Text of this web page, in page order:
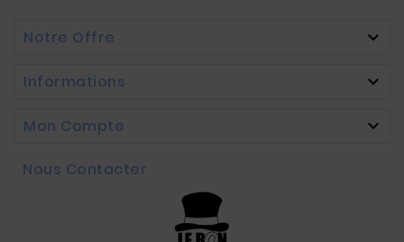
Notre Offre 
Informations 
Mon Compte 
Nous Contacter